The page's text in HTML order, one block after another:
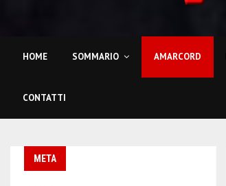
HOME SOMMARIO AMARCORD
CONTATTI
META